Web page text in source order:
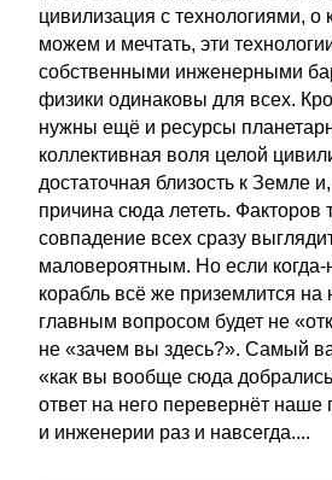
цивилизация с технологиями,
можем и мечтать, эти
собственными инженерными
физики одинаковы для всех.
нужны ещё и ресурсы
коллективная воля целой
достаточная близость к Земле
причина сюда лететь. Факторов
совпадение всех сразу
маловероятным. Но если когда-
корабль всё же приземлится на
главным вопросом будет не
не «зачем вы здесь?». Самый
«как вы вообще сюда
ответ на него перевернёт
и инженерии раз и навсегда....